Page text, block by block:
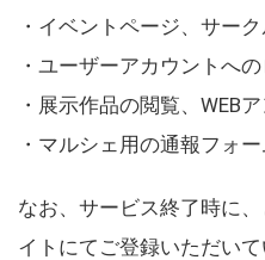
・イベントページ、サー
・ユーザーアカウントへ
・展示作品の閲覧、WEB
・マルシェ用の通報フォ
なお、サービス終了時に
イトにてご登録いただいて